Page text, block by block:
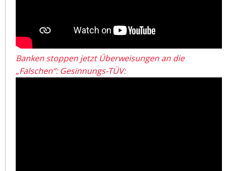
Banken stoppen jetzt Überweisungen an die
„Falschen“: Gesinnungs-TÜV: